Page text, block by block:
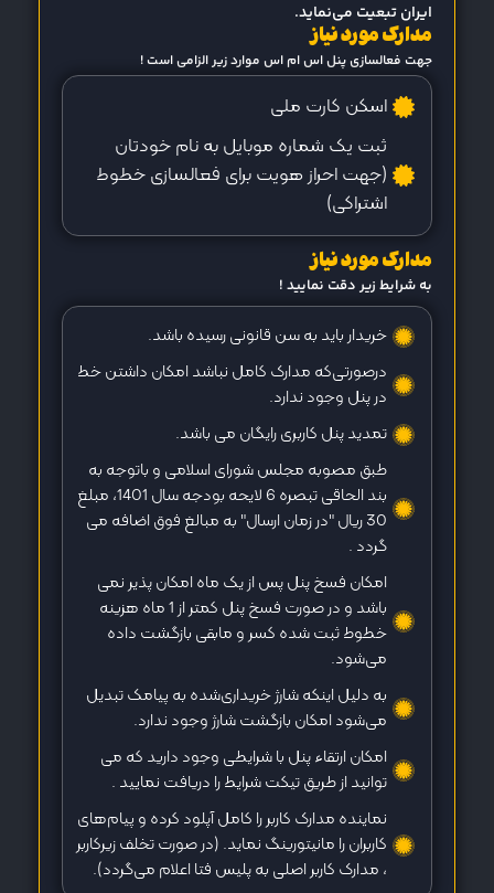
ایران تبعیت می‌نماید.
مدارک مورد نیاز
جهت فعالسازی پنل اس ام اس موارد زیر الزامی است !
اسکن کارت ملی
ثبت یک شماره موبایل به نام خودتان
(جهت احراز هویت برای فعالسازی خطوط
اشتراکی)
مدارک مورد نیاز
به شرایط زیر دقت نمایید !
خریدار باید به سن قانونی رسیده باشد.
درصورتی‌که مدارک کامل نباشد امکان داشتن خط
در پنل وجود ندارد.
تمدید پنل کاربری رایگان می باشد.
طبق مصوبه مجلس شورای اسلامی و باتوجه به
بند الحاقی تبصره 6 لایحه بودجه سال 1401، مبلغ
30 ریال "در زمان ارسال" به مبالغ فوق اضافه می
گردد .
امکان فسخ پنل پس از یک ماه امکان پذیر نمی
باشد و در صورت فسخ پنل کمتر از 1 ماه هزینه
خطوط ثبت شده کسر و مابقی بازگشت داده
می‌شود.
به دلیل اینکه شارژ خریداری‌شده به پیامک تبدیل
می‌شود امکان بازگشت شارژ وجود ندارد.
امکان ارتقاء پنل با شرایطی وجود دارید که می
توانید از طریق تیکت شرایط را دریافت نمایید .
نماینده مدارک کاربر را کامل آپلود کرده و پیام‌های
کاربران را مانیتورینگ نماید. (در صورت تخلف زیرکاربر
، مدارک کاربر اصلی به پلیس فتا اعلام می‌گردد).